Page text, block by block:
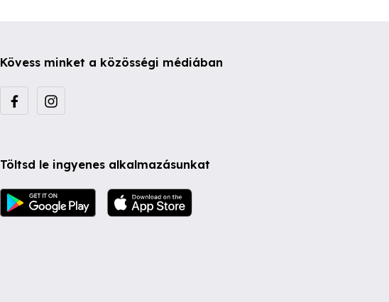
Kövess minket a közösségi médiában
Töltsd le ingyenes alkalmazásunkat